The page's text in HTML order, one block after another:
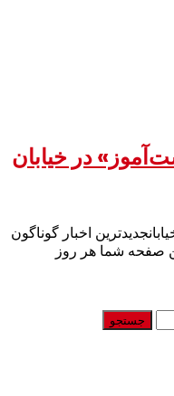
در خیابان
اخبار گوناگون
صفحه شما هر روز